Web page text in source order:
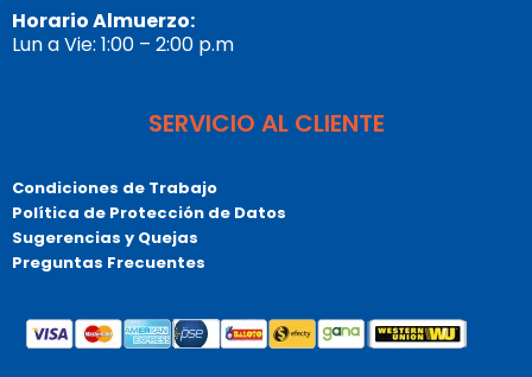
Horario Almuerzo:
Lun a Vie: 1:00 – 2:00 p.m
SERVICIO AL CLIENTE
Condiciones de Trabajo
Política de Protección de Datos
Sugerencias y Quejas
Preguntas Frecuentes